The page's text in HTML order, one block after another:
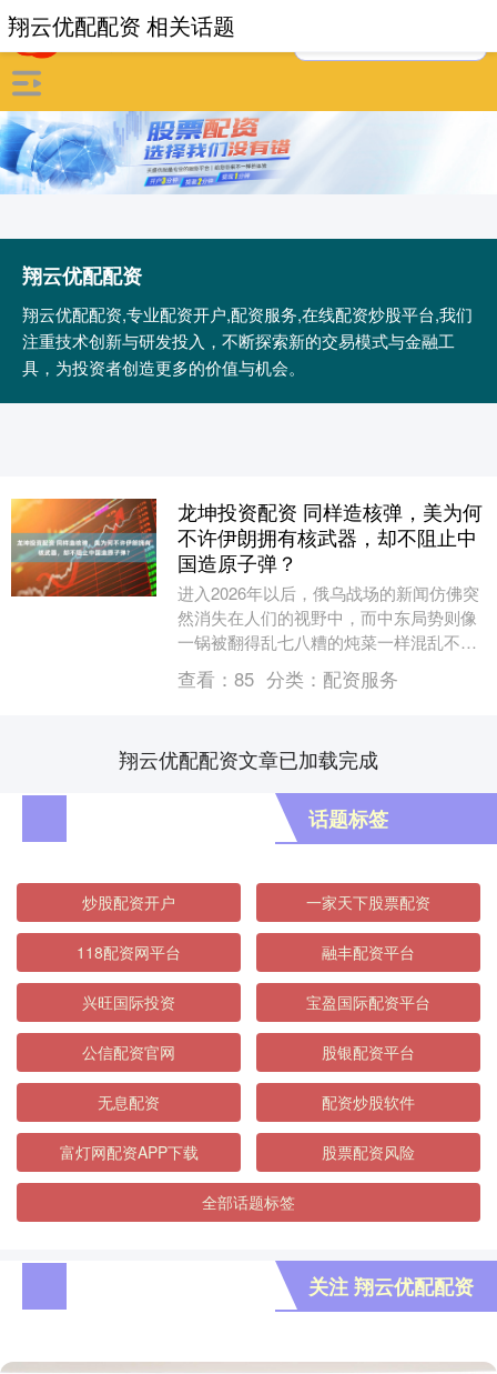
翔云优配配资
翔云优配配资,专业配资开户,配资服务,在线配资炒股平台,我们
注重技术创新与研发投入，不断探索新的交易模式与金融工
具，为投资者创造更多的价值与机会。
翔云优配配资 相关话题
龙坤投资配资 同样造核弹，美为何
不许伊朗拥有核武器，却不阻止中
国造原子弹？
进入2026年以后，俄乌战场的新闻仿佛突
然消失在人们的视野中，而中东局势则像
一锅被翻得乱七八糟的炖菜一样混乱不
堪。美国与以色列以核问题以及伊朗军队
拥有可能打击美....
查看： 85 分类： 配资服务
翔云优配配资文章已加载完成
话题标签
炒股配资开户 一家天下股票配资
118配资网平台 融丰配资平台
兴旺国际投资 宝盈国际配资平台
公信配资官网 股银配资平台
无息配资 配资炒股软件
富灯网配资APP下载 股票配资风险
全部话题标签
关注 翔云优配配资